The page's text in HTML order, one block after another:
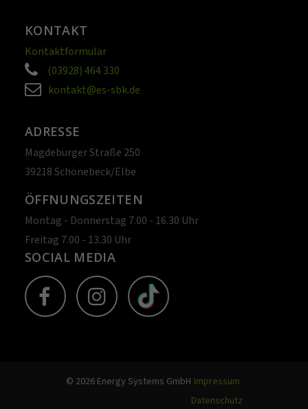
KONTAKT
Kontaktformular
(03928) 464 330
kontakt@es-sbk.de
ADRESSE
Magdeburger Straße 250
39218 Schönebeck/Elbe
ÖFFNUNGSZEITEN
Montag - Donnerstag 7.00 - 16.30 Uhr
Freitag 7.00 - 13.30 Uhr
SOCIAL MEDIA
© 2026 Energy Systems GmbH Impressum
Datenschutz